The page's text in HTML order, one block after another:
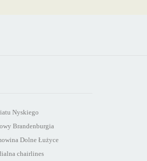
Nyskiego
Brandenburgia
Dolne Łużyce
chairlines